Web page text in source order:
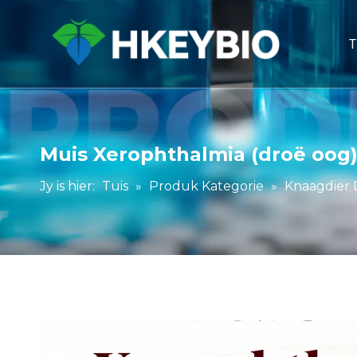
Muis Xerophthalmia (droë
Jy is hier: Tuis » Produk Kategorie » Knaagdier